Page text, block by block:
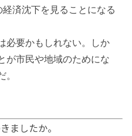
済沈下を見ることになる
必要かもしれない。しか
が市民や地域のためにな
ましたか。